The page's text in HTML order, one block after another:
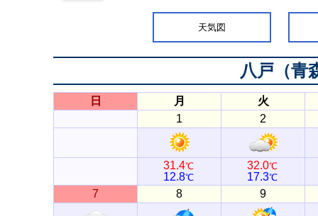
天気図
八戸（青
日 月
火
1
2
31.4℃
12.8℃
32.0℃
17.3℃
7 8 9